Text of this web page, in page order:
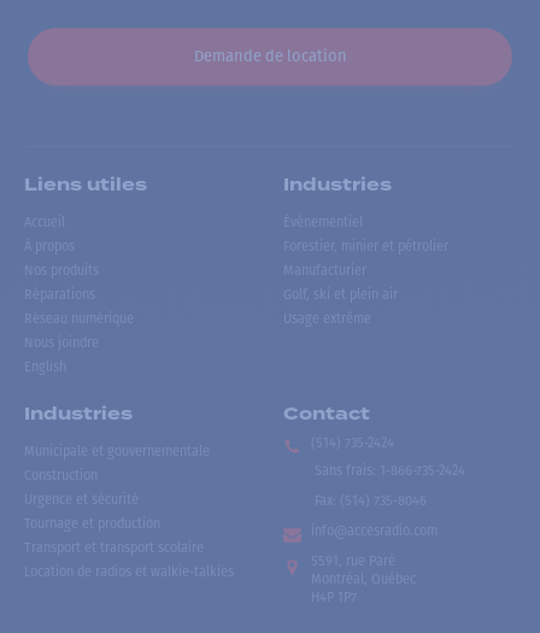
Demande de location
Liens utiles
Accueil
À propos
Nos produits
Réparations
Réseau numérique
Nous joindre
English
Industries
Événementiel
Forestier, minier et pétrolier
Manufacturier
Golf, ski et plein air
Usage extrême
Industries
Municipale et gouvernementale
Construction
Urgence et sécurité
Tournage et production
Transport et transport scolaire
Location de radios et walkie-talkies
Contact
(514) 735-2424
Sans frais
1-866-735-2424
Fax:
(514) 735-8046
info@accesradio.com
5591, rue Paré
Montréal, Québec
H4P 1P7